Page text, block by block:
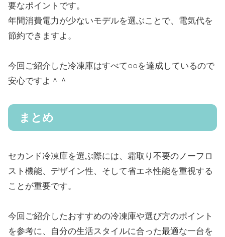
要なポイントです。
年間消費電力が少ないモデルを選ぶことで、電気代を
節約できますよ。
今回ご紹介した冷凍庫はすべて○○を達成しているので
安心ですよ＾＾
まとめ
セカンド冷凍庫を選ぶ際には、霜取り不要のノーフロ
スト機能、デザイン性、そして省エネ性能を重視する
ことが重要です。
今回ご紹介したおすすめの冷凍庫や選び方のポイント
を参考に、自分の生活スタイルに合った最適な一台を